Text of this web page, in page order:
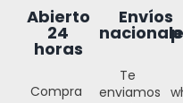
Abierto
24
horas
Compra
Envíos
Te
enviamos